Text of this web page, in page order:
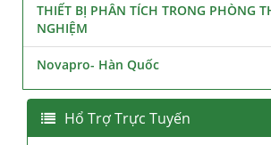
THIẾT BỊ PHÂN TÍCH TRONG PHÒNG
NGHIỆM
Novapro- Hàn Quốc
Hổ Trợ Trực Tuyến